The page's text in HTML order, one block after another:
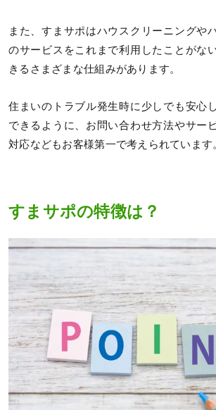
また、すまサポはハウスクリーニングや
のサービスをこれまで利用したことがな
きるさまざまな仕組みがあります。
住まいのトラブル発生時に少しでも安心
できるように、お問い合わせ方法やサー
対応などもお客様第一で考えられています
すまサポの特徴は？